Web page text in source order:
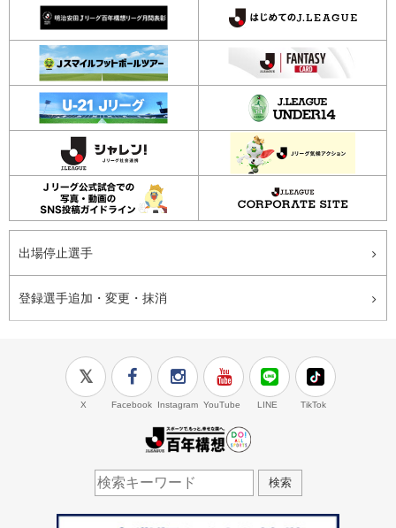
出場停止選手
登録選手追加・変更・抹消
X Facebook Instagram YouTube LINE TikTok
検索